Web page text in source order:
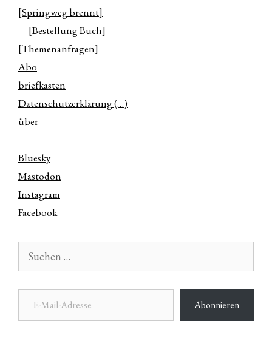
[Springweg brennt]
[Bestellung Buch]
[Themenanfragen]
Abo
briefkasten
Datenschutzerklärung (…)
über
Bluesky
Mastodon
Instagram
Facebook
nach:
E-Mail-Adresse
Abonnieren